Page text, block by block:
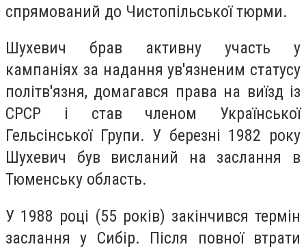
спрямований до Чистопільської тюрми.
Шухевич брав активну участь у
кампаніях за надання ув'язненим статусу
політв'язня, домагався права на виїзд із
СРСР і став членом Української
Гельсінської Групи. У березні 1982 року
Шухевич був висланий на заслання в
Тюменську область.
У 1988 році (55 років) закінчився термін
заслання у Сибір. Після повної втрати